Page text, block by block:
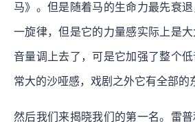
马》。但是随着马的生命力最先衰
一旋律，但是它的力量感实际上是
音量调上去了，可是它加强了整个
常大的沙哑感，戏剧之外它有全部的
然后我们来揭晓我们的第一名。雷